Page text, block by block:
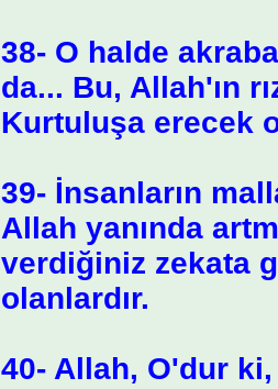
38- O halde
da... Bu, Allah'ın
Kurtuluşa erecek
39- İnsanların
Allah yanında
verdiğiniz zekata
olanlardır.
40- Allah, O'dur ki,